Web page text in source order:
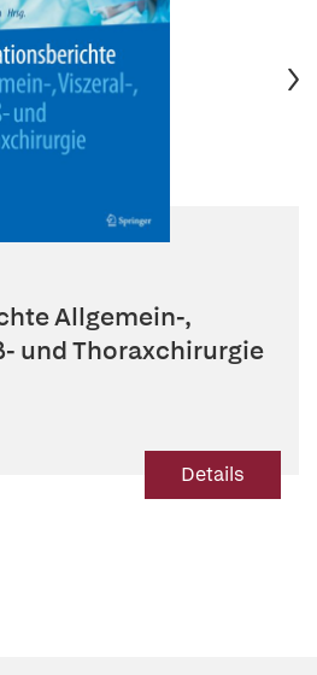
Allgemein-,
und Thoraxchirurgie
Details